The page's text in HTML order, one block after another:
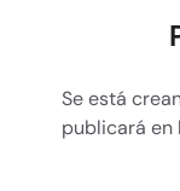
Se está
publicará en